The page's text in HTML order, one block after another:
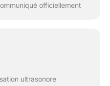
officiellement
ultrasonore